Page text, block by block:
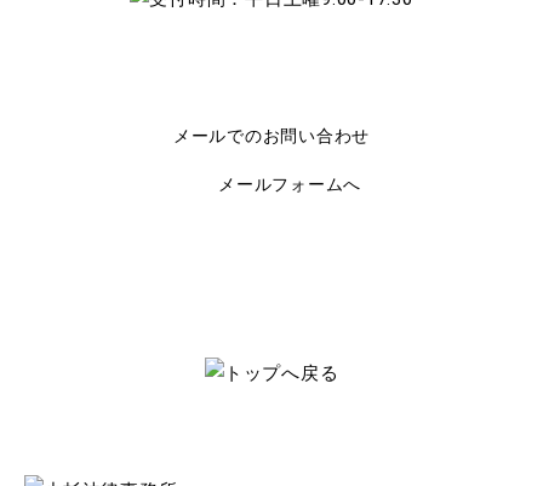
メールでのお問い合わせ
メールフォームへ